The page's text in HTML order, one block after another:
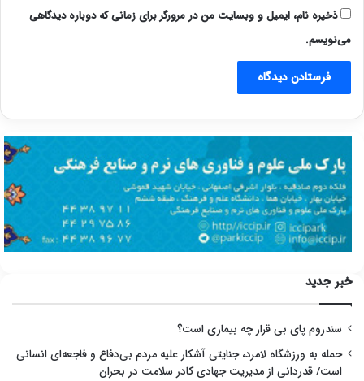
ذخیره نام، ایمیل و وبسایت من در مرورگر برای زمانی که دوباره دیدگاهی
می‌نویسم.
خبر جدید
سندروم پای بی قرار چه بیماری است؟
حمله به ورزشگاه لامرد، جنایتی آشکار علیه مردم بی‌دفاع و فاجعه‌ای انسانی
است/ قدردانی از مدیریت جهادی کادر سلامت در بحران